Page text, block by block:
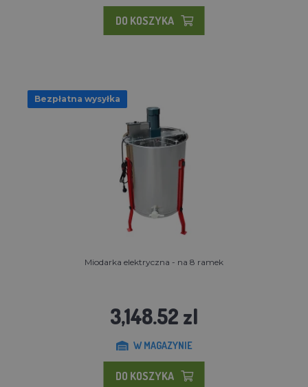
DO KOSZYKA
Bezpłatna wysyłka
Miodarka elektryczna - na 8 ramek
3,148.52 zl
W MAGAZYNIE
DO KOSZYKA